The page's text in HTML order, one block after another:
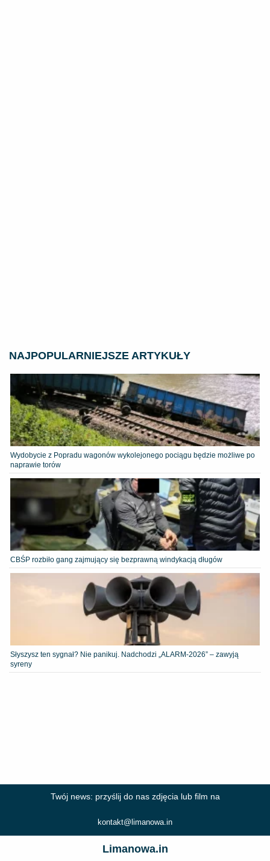
NAJPOPULARNIEJSZE ARTYKUŁY
Wydobycie z Popradu wagonów wykolejonego pociągu będzie możliwe po
naprawie torów
CBŚP rozbiło gang zajmujący się bezprawną windykacją długów
Słyszysz ten sygnał? Nie panikuj. Nadchodzi „ALARM-2026” – zawyją
syreny
Twój news: przyślij do nas zdjęcia lub film na
kontakt@limanowa.in
Limanowa.in